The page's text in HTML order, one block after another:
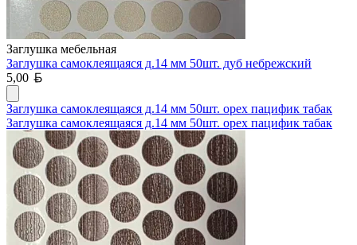
Заглушка мебельная
Заглушка самоклеящаяся д.14 мм 50шт. дуб небрежский
5,00
Заглушка самоклеящаяся д.14 мм 50шт. орех пацифик табак
Заглушка самоклеящаяся д.14 мм 50шт. орех пацифик табак